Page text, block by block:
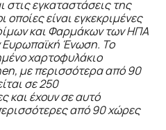
στις εγκαταστάσεις της
οποίες είναι εγκεκριμένες
και Φαρμάκων των ΗΠΑ
Ευρωπαϊκή Ένωση. Το
χαρτοφυλάκιο
, με περισσότερα από 90
σε 250
και έχουν σε αυτό
από 90 χώρες